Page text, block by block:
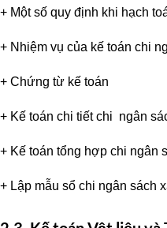
+ Một số quy định khi hạch
+ Nhiệm vụ của kế toán chi
+ Chứng từ kế toán
+ Kế toán chi tiết chi ngân
+ Kế toán tổng hợp chi ngân
+ Lập mẫu sổ chi ngân sách